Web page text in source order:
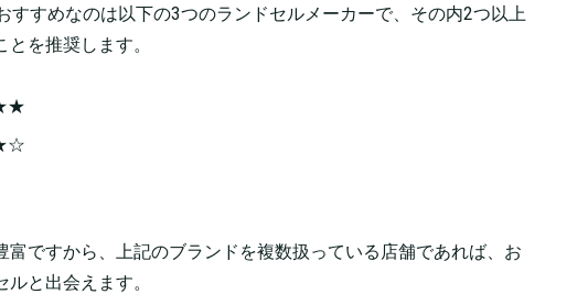
すすめなのは以下の3つのランドセルメーカーで、その内2つ以上
を推奨します。
ですから、上記のブランドを複数扱っている店舗であれば、お
と出会えます。